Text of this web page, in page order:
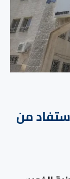
موقعاً استفاد من